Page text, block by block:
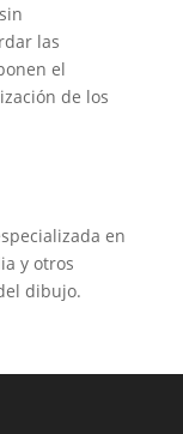
las
el
de los
en
y otros
dibujo.